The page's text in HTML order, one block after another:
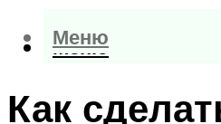
Меню
Меню
Как